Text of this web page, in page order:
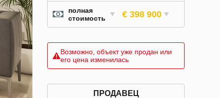
полная
стоимость
€ 398 900
Возможно, объект уже продан или
его цена изменилась
ПРОДАВЕЦ